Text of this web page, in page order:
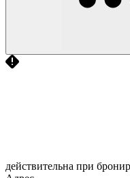
действительна при